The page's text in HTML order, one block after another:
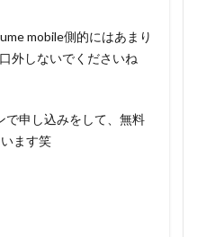
mobile側的にはあまり
外しないでくださいね
で申し込みをして、無料
ます笑